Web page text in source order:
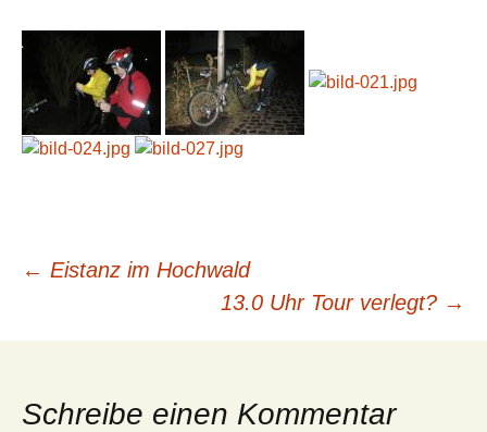
Beitragsnavigation
← Eistanz im Hochwald
13.0 Uhr Tour verlegt? →
Schreibe einen Kommentar